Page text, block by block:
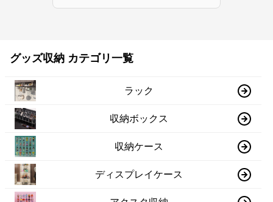
グッズ収納 カテゴリ一覧
ラック
収納ボックス
収納ケース
ディスプレイケース